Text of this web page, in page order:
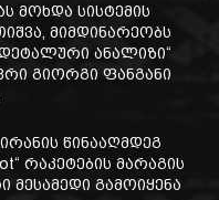
მოხდა სისტემის
მიმდინარეობს
ანალიზი“
გიორგი ფანგანი
წინააღმდეგ
რაკეტების მარაგის
მესამედი გამოიყენა